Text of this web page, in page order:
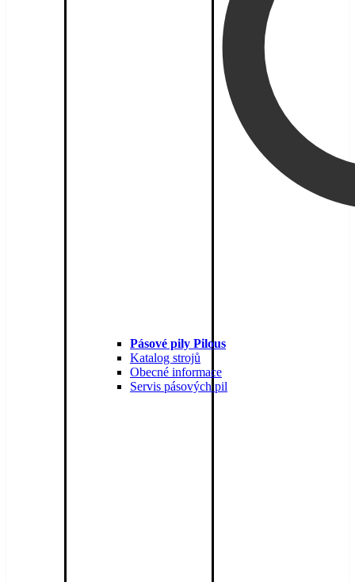
Pásové pily Pilous
Katalog strojů
Obecné informace
Servis pásových pil